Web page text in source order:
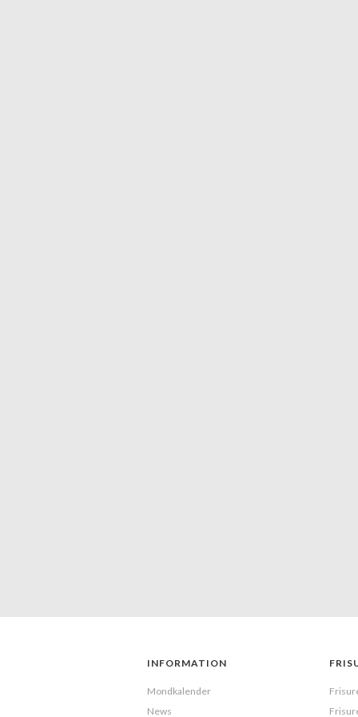
INFORMATION
Mondkalender
News